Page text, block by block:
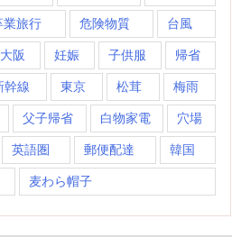
業旅行 危険物質 台風
大阪 妊娠 子供服 帰省
幹線 東京 松茸 梅雨
父子帰省 白物家電 穴場
英語圏 郵便配達 韓国
麦わら帽子